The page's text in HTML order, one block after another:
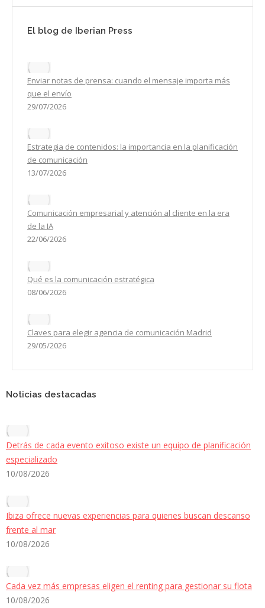
El blog de Iberian Press
Enviar notas de prensa: cuando el mensaje importa más
que el envío
29/07/2026
Estrategia de contenidos: la importancia en la planificación
de comunicación
13/07/2026
Comunicación empresarial y atención al cliente en la era
de la IA
22/06/2026
Qué es la comunicación estratégica
08/06/2026
Claves para elegir agencia de comunicación Madrid
29/05/2026
Noticias destacadas
Detrás de cada evento exitoso existe un equipo de planificación
especializado
10/08/2026
Ibiza ofrece nuevas experiencias para quienes buscan descanso
frente al mar
10/08/2026
Cada vez más empresas eligen el renting para gestionar su flota
10/08/2026